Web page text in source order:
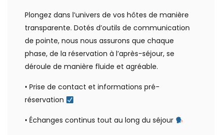
Plongez dans l’univers de vos hôtes de manière
transparente. Dotés d’outils de communication
de pointe, nous nous assurons que chaque
phase, de la réservation à l’après-séjour, se
déroule de manière fluide et agréable.
• Prise de contact et informations pré-
réservation
• Échanges continus tout au long du séjour